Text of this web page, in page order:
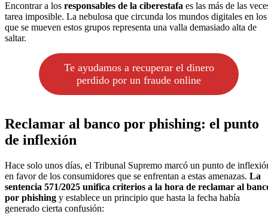
Encontrar a los responsables de la ciberestafa es las más de las
tarea imposible. La nebulosa que circunda los mundos digitales en los
que se mueven estos grupos representa una valla demasiado alta de
saltar.
Te ayudamos a recuperar el dinero
perdido por un fraude online
Reclamar al banco por phishing: el punto
de inflexión
Hace solo unos días, el Tribunal Supremo marcó un punto de
en favor de los consumidores que se enfrentan a estas amenazas. La
sentencia 571/2025 unifica criterios a la hora de reclamar al
por phishing y establece un principio que hasta la fecha había
generado cierta confusión: